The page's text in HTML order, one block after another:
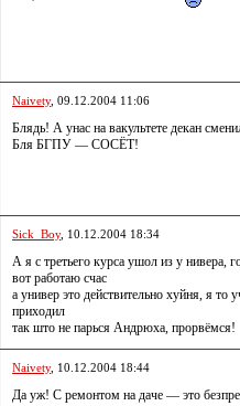
Naivety, 09.12.2004 11:06
Блядь! А унас на вакультете декан
Бля БГПУ — СОСЁТ!
Sick_Boy, 10.12.2004 18:34
А я с третьего курса ушол из у нивера,
вот работаю счас
а универ это действительно хуйня, я то
приходил
так што не парься Андрюха, прорвёмся!
Naivety, 10.12.2004 18:44
Да уж! С ремонтом на даче — это